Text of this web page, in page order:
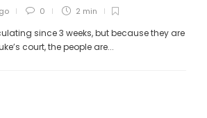
0 2 min
since 3 weeks, but because they are
court, the people are...